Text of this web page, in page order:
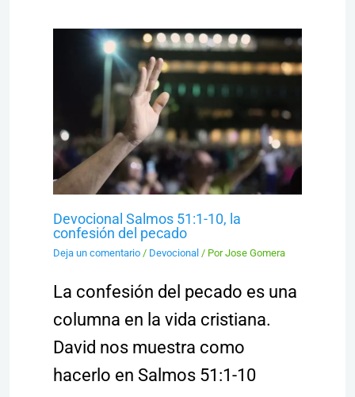
Devocional Salmos 51:1-10, la
confesión del pecado
Deja un comentario / Devocional/ PorJose Gomera
La confesión del pecado es una
columna en la vida cristiana.
David nos muestra como
hacerlo en Salmos 51:1-10